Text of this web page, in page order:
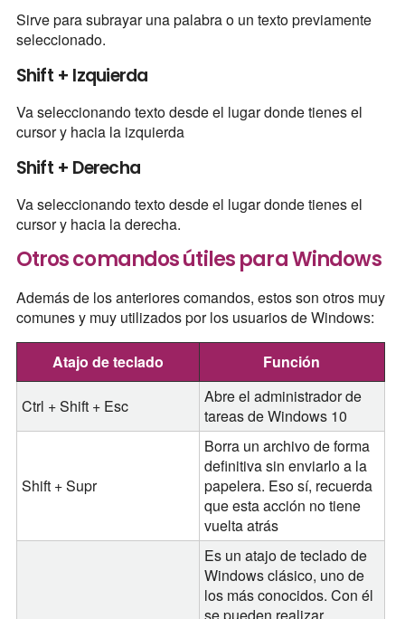
Sirve para subrayar una palabra o un texto previamente
seleccionado.
Shift + Izquierda
Va seleccionando texto desde el lugar donde tienes el
cursor y hacia la izquierda
Shift + Derecha
Va seleccionando texto desde el lugar donde tienes el
cursor y hacia la derecha.
Otros comandos útiles para Windows
Además de los anteriores comandos, estos son otros muy
comunes y muy utilizados por los usuarios de Windows:
Atajo de teclado Función
Ctrl + Shift + Esc
Abre el administrador de
tareas de Windows 10
Shift + Supr
Borra un archivo de forma
definitiva sin enviarlo a la
papelera. Eso sí, recuerda
que esta acción no tiene
vuelta atrás
Es un atajo de teclado de
Windows clásico, uno de
los más conocidos. Con él
se pueden realizar